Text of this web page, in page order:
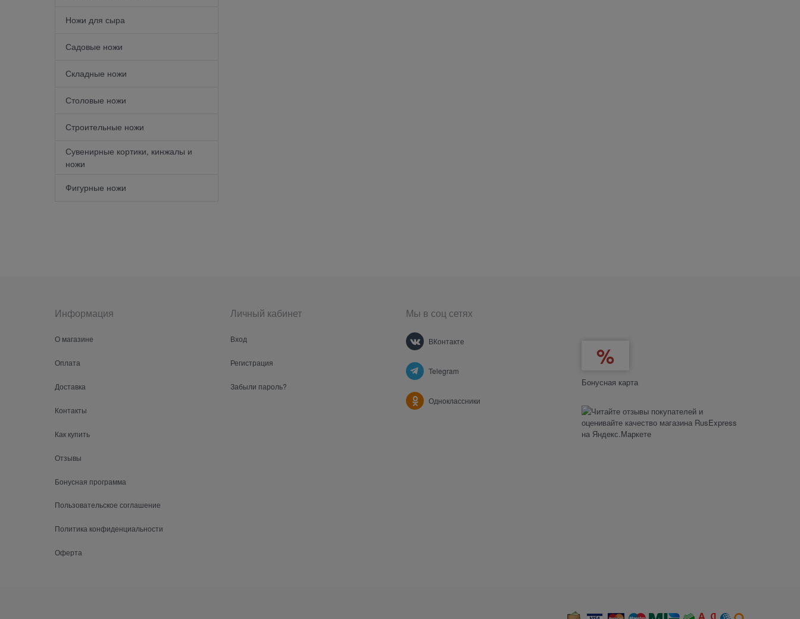
Ножи для сыра
Садовые ножи
Складные ножи
Столовые ножи
Строительные ножи
Сувенирные кортики, кинжалы и
ножи
Фигурные ножи
Информация
О магазине
Оплата
Доставка
Контакты
Как купить
Отзывы
Бонусная программа
Пользовательское соглашение
Политика конфиденциальности
Оферта
Личный кабинет
Вход
Регистрация
Забыли пароль?
Мы в соц сетях
ВКонтакте
Telegram
Одноклассники
Бонусная карта